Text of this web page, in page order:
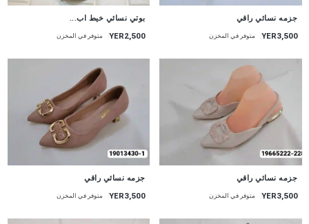
جزمه نسائي راقي
YER3,500 متوفر في المخزن
بوتي نسائي خيط اب...
YER2,500 متوفر في المخزن
جزمه نسائي راقي
YER3,500 متوفر في المخزن
جزمه نسائي راقي
YER3,500 متوفر في المخزن